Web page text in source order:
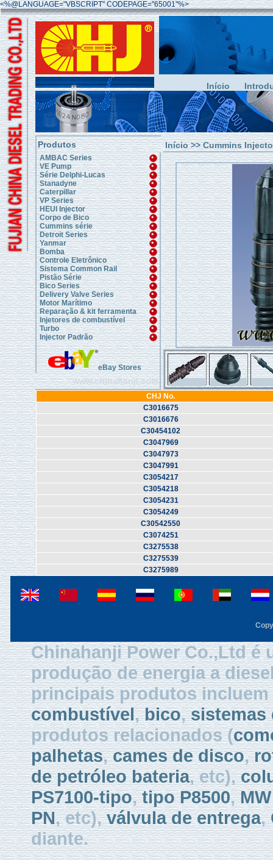
<%@LANGUAGE="VBSCRIPT" CODEPAGE="65001"%>
Início
Produtos
AMBAC Series
VE Pump
Série Delphi-Lucas
Stanadyne
Caterpillar
VP Series
HEUI Injector
Corpo de Bico
Cummins série
Detroit Series
Yanmar
Bomba
Controle Eletrônico
Sistema Common Rail
Pistão Série
Bico Series
Delivery Valve Series
Motor Marítimo
Reparação & kit ferramenta
Injetores de combustível
Turbo
Injector Padrão
eBay Stores
www.chinahanji.com
Início>>Cummins
CHJ No.
C3016675
C3016676
C30454102
C3047969
C3047973
C3047991
C3054217
C3054218
C3054231
C3054249
C30542550
C3074251
C3275538
C3275539
C3275989
Chinahanji Power Co.,Ltd é
produção de energia a
principais produtos incluem
combustível,bico,sistemas
produtos relacionados (
palhetas,cames de disco,
de petróleo bateria, etc),
PS7100-tipo,tipo P8500,
PN, etc),válvula de entrega,
diante.